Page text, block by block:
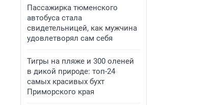
Пассажирка тюменского
автобуса стала
свидетельницей, как мужчина
удовлетворял сам себя
Тигры на пляже и 300 оленей
в дикой природе: топ-24
самых красивых бухт
Приморского края